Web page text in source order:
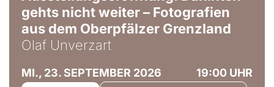
gehts nicht weiter – Fotografien
aus dem Oberpfälzer Grenzland
Olaf Unverzart
MI., 23. SEPTEMBER 2026 19:00 UHR